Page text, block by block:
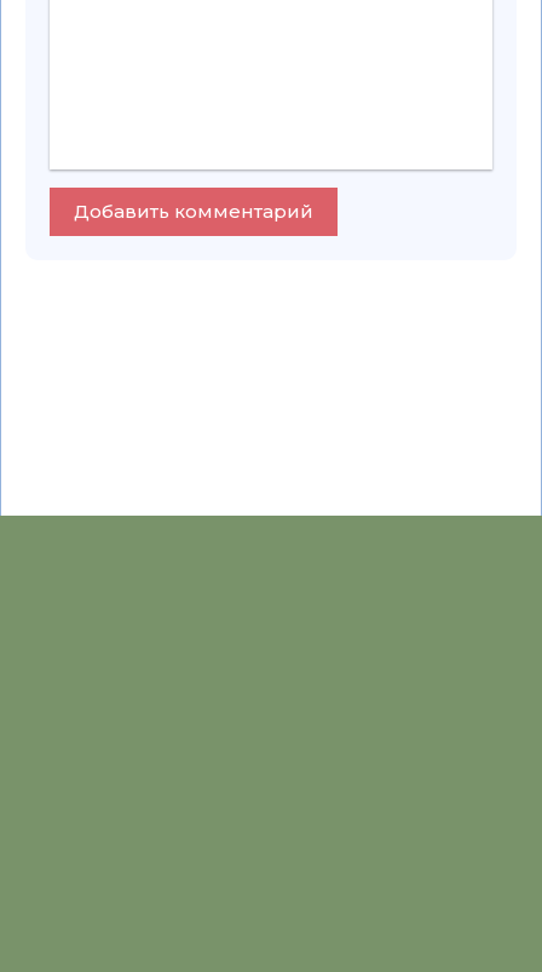
Добавить комментарий